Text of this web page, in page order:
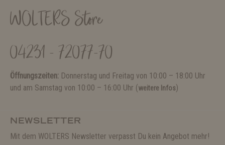
WOLTERS Store
04231 - 72077-70
Öffnungszeiten: Donnerstag und Freitag von 10:00 – 18:00 Uhr
und am Samstag von 10:00 – 16:00 Uhr (weitere Infos)
NEWSLETTER
Mit dem WOLTERS Newsletter verpasst Du kein Angebot mehr!